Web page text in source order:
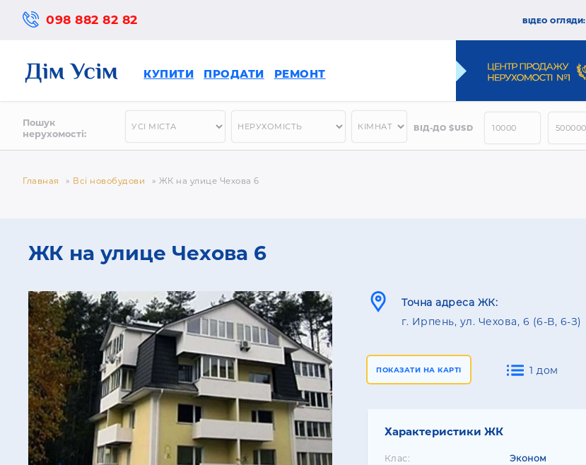
098 882 82 82 ВІДЕО ОГЛЯДИ:
КУПИТИ ПРОДАТИ РЕМОНТ
Пошук
нерухомості:
ВІД-ДО $USD
Главная » Всі новобудови » ЖК на улице Чехова 6
ЖК на улице Чехова 6
Точна адреса ЖК:
г. Ирпень, ул. Чехова, 6 (6-В, 6-З)
1 дом
ПОКАЗАТИ НА КАРТІ
Характеристики ЖК
Клас:
Эконом